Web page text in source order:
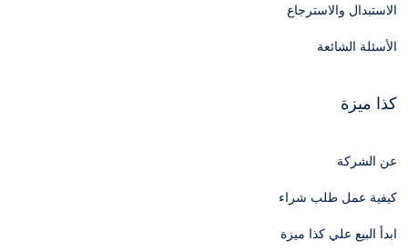
الاستبدال والاسترجاع
الأسئلة الشائعة
كذا ميزة
عن الشركة
كيفية عمل طلب شراء
ابدأ البيع علي كذا ميزة